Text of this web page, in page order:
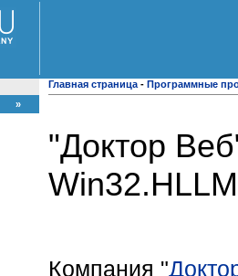
Главная страница - Программные
"Доктор
Компания "